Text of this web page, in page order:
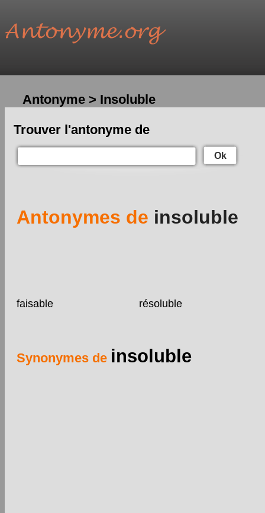
Antonyme > Insoluble
Trouver l'antonyme de
Ok
Antonymes de insoluble
faisable résoluble
Synonymes de insoluble